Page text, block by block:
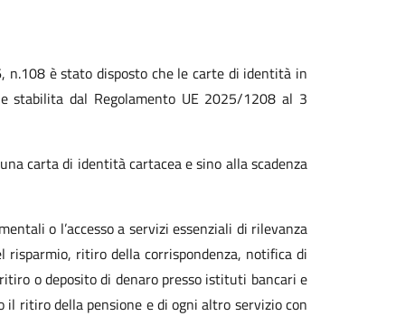
n.108 è stato disposto che le carte di identità in
stabilita dal Regolamento UE 2025/1208 al 3
carta di identità cartacea e sino alla scadenza
o l’accesso a servizi essenziali di rilevanza
ritiro della corrispondenza, notifica di
o deposito di denaro presso istituti bancari e
ritiro della pensione e di ogni altro servizio con